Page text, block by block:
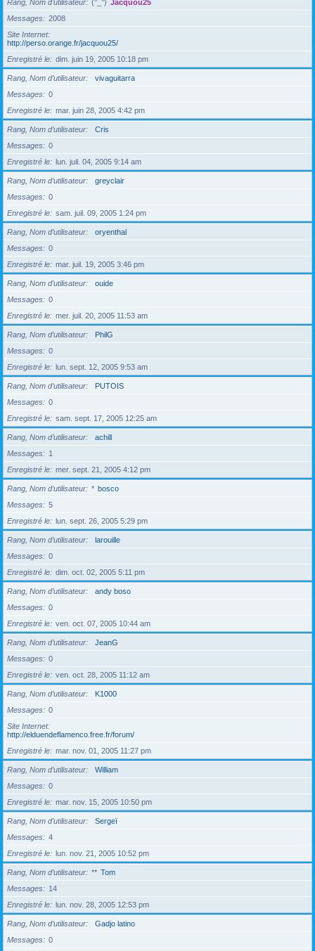
Rang, Nom d’utilisateur (°_°) Jacquou25
Messages
2008
Site Internet
http://perso.orange.fr/jacquou25/
Enregistré le
dim. juin 19, 2005 10:18 pm
Rang, Nom d’utilisateur
vivaguitarra
Messages
0
Enregistré le
mar. juin 28, 2005 4:42 pm
Rang, Nom d’utilisateur
Cris
Messages
0
Enregistré le
lun. juil. 04, 2005 9:14 am
Rang, Nom d’utilisateur
greyclair
Messages
0
Enregistré le
sam. juil. 09, 2005 1:24 pm
Rang, Nom d’utilisateur
oryenthal
Messages
0
Enregistré le
mar. juil. 19, 2005 3:46 pm
Rang, Nom d’utilisateur
ouide
Messages
0
Enregistré le
mer. juil. 20, 2005 11:53 am
Rang, Nom d’utilisateur
PhilG
Messages
0
Enregistré le
lun. sept. 12, 2005 9:53 am
Rang, Nom d’utilisateur
PUTOIS
Messages
0
Enregistré le
sam. sept. 17, 2005 12:25 am
Rang, Nom d’utilisateur
achill
Messages
1
Enregistré le
mer. sept. 21, 2005 4:12 pm
Rang, Nom d’utilisateur * bosco
Messages
5
Enregistré le
lun. sept. 26, 2005 5:29 pm
Rang, Nom d’utilisateur
larouille
Messages
0
Enregistré le
dim. oct. 02, 2005 5:11 pm
Rang, Nom d’utilisateur
andy boso
Messages
0
Enregistré le
ven. oct. 07, 2005 10:44 am
Rang, Nom d’utilisateur
JeanG
Messages
0
Enregistré le
ven. oct. 28, 2005 11:12 am
Rang, Nom d’utilisateur
K1000
Messages
0
Site Internet
http://elduendeflamenco.free.fr/forum/
Enregistré le
mar. nov. 01, 2005 11:27 pm
Rang, Nom d’utilisateur
William
Messages
0
Enregistré le
mar. nov. 15, 2005 10:50 pm
Rang, Nom d’utilisateur
Sergeï
Messages
4
Enregistré le
lun. nov. 21, 2005 10:52 pm
Rang, Nom d’utilisateur ** Tom
Messages
14
Enregistré le
lun. nov. 28, 2005 12:53 pm
Rang, Nom d’utilisateur
Gadjo latino
Messages
0